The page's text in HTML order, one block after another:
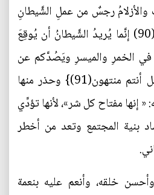
والأزلامُ رجسٌ من عملِ الشَّيطانِ
فاجتنبوه لعلَّكم تُفلحون(90) إنَّما يُريدُ الشَّيطانُ أن يُوقِعَ
في الخمرِ والميسرِ ويَصُدَّكم عن
ذكرِ الله وعن الصَّلاةِ فهل أنتم منتهون(91)} وحذر منها
إنها مفتاح كل شر»، لأنها تؤدِّي
بنية المجتمع وتعد من أخطر
خلقه، وأنعم عليه بنعمة